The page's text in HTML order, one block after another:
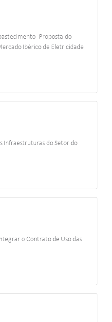
- Proposta do
Ibérico de Eletricidade
Infraestruturas do Setor do
o Contrato de Uso das